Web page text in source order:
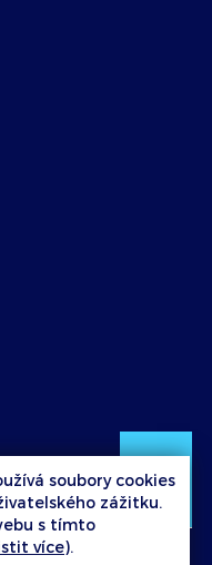
soubory cookies
zážitku.
s tímto
více).